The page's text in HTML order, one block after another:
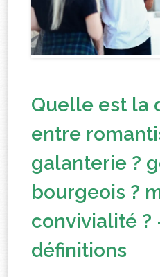
Quelle est la
entre
galanterie ?
bourgeois ?
convivialité ?
définitions